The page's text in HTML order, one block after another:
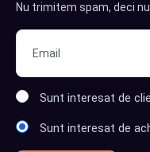
Nu trimitem spam, deci
Sunt interesat de
Sunt interesat de